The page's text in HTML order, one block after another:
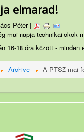
elmarad!
Péter |
mai napja technikai okok
16-18 óra között - minden
Archive A PTSZ mai